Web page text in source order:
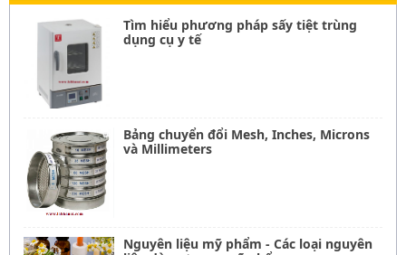
Tìm hiểu phương pháp sấy tiệt trùng
dụng cụ y tế
Bảng chuyển đổi Mesh, Inches, Microns
và Millimeters
Nguyên liệu mỹ phẩm - Các loại nguyên